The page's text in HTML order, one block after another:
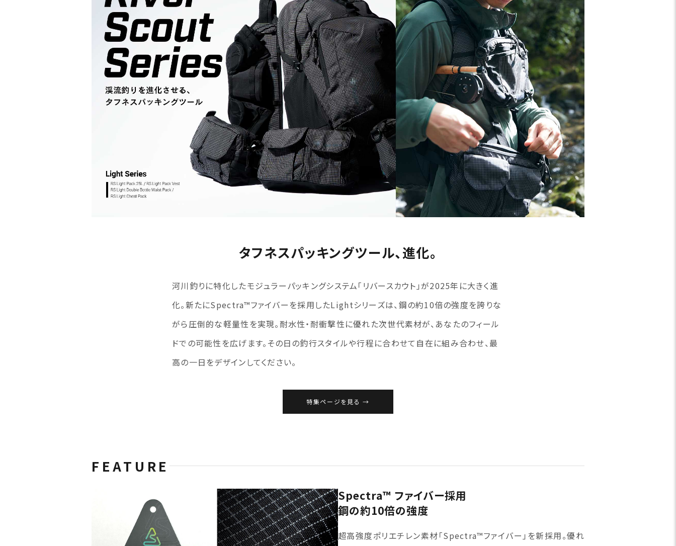
タフネスパッキングツール、進化。
河川釣りに特化したモジュラーパッキングシステム「リバースカウト」が2025年に大きく進
化。新たにSpectra™ファイバーを採用したLightシリーズは、鋼の約10倍の強度を誇りな
がら圧倒的な軽量性を実現。耐水性・耐衝撃性に優れた次世代素材が、あなたのフィール
ドでの可能性を広げます。その日の釣行スタイルや行程に合わせて自在に組み合わせ、最
高の一日をデザインしてください。
特集ページを見る
FEATURE
Spectra™ ファイバー採用
鋼の約10倍の強度
超高強度ポリエチレン素材「Spectra™ファイバー」を新採用。優れ